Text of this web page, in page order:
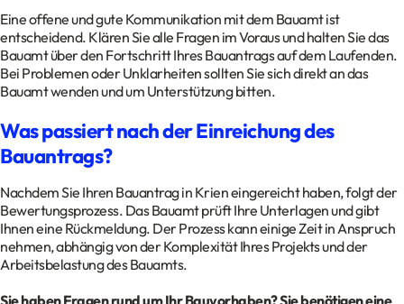
Eine offene und gute Kommunikation mit dem Bauamt ist
entscheidend. Klären Sie alle Fragen im Voraus und halten Sie das
Bauamt über den Fortschritt Ihres Bauantrags auf dem Laufenden.
Bei Problemen oder Unklarheiten sollten Sie sich direkt an das
Bauamt wenden und um Unterstützung bitten.
Was passiert nach der Einreichung des
Bauantrags?
Nachdem Sie Ihren Bauantrag in Krien eingereicht haben, folgt der
Bewertungsprozess. Das Bauamt prüft Ihre Unterlagen und gibt
Ihnen eine Rückmeldung. Der Prozess kann einige Zeit in Anspruch
nehmen, abhängig von der Komplexität Ihres Projekts und der
Arbeitsbelastung des Bauamts.